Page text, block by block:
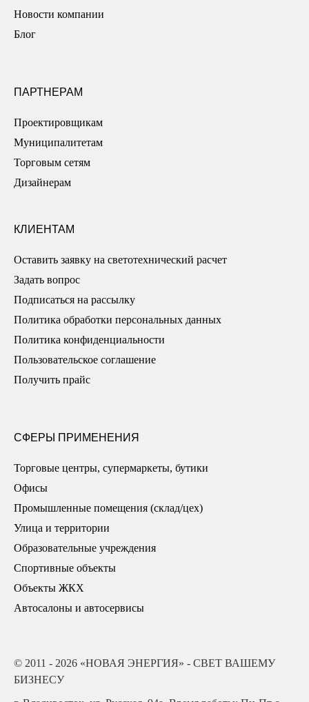
Новости компании
Блог
ПАРТНЕРАМ
Проектировщикам
Муниципалитетам
Торговым сетям
Дизайнерам
КЛИЕНТАМ
Оставить заявку на светотехнический расчет
Задать вопрос
Подписаться на рассылку
Политика обработки персональных данных
Политика конфиденциальности
Пользовательское соглашение
Получить прайс
СФЕРЫ ПРИМЕНЕНИЯ
Торговые центры, супермаркеты, бутики
Офисы
Промышленные помещения (склад/цех)
Улица и территории
Образовательные учреждения
Спортивные объекты
Объекты ЖКХ
Автосалоны и автосервисы
© 2011 - 2026 «НОВАЯ ЭНЕРГИЯ» - СВЕТ ВАШЕМУ
БИЗНЕСУ